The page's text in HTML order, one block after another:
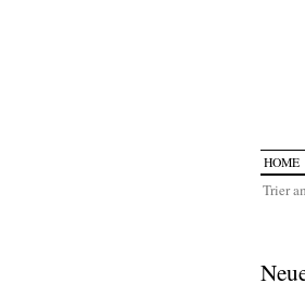
HOME
Trier